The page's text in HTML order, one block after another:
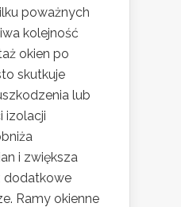
poważnych
kolejność
okien po
skutkuje
lub
izolacji
i zwiększa
dodatkowe
Ramy okienne